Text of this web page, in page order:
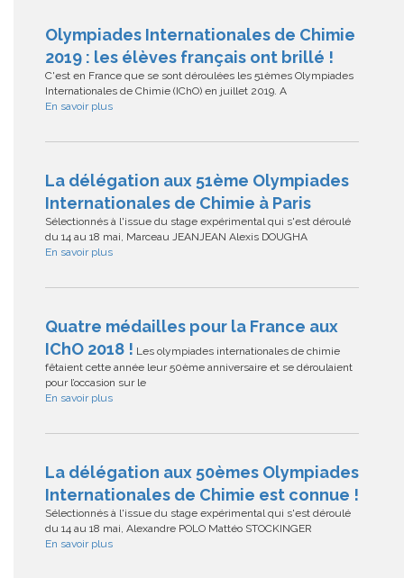
Olympiades Internationales de Chimie
2019 : les élèves français ont brillé !
C'est en France que se sont déroulées les 51èmes Olympiades
Internationales de Chimie (IChO) en juillet 2019. A
En savoir plus
La délégation aux 51ème Olympiades
Internationales de Chimie à Paris
Sélectionnés à l'issue du stage expérimental qui s'est déroulé
du 14 au 18 mai, Marceau JEANJEAN Alexis DOUGHA
En savoir plus
Quatre médailles pour la France aux
IChO 2018 ! Les olympiades internationales de chimie
fêtaient cette année leur 50ème anniversaire et se déroulaient
pour l’occasion sur le
En savoir plus
La délégation aux 50èmes Olympiades
Internationales de Chimie est connue !
Sélectionnés à l'issue du stage expérimental qui s'est déroulé
du 14 au 18 mai, Alexandre POLO Mattéo STOCKINGER
En savoir plus